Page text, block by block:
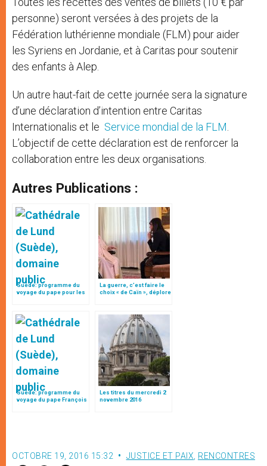
personne) seront versées à des projets de la
Fédération luthérienne mondiale (FLM) pour aider
les Syriens en Jordanie, et à Caritas pour soutenir
des enfants à Alep.
Un autre haut-fait de cette journée sera la signature
d’une déclaration d’intention entre Caritas
Internationalis et le Service mondial de la FLM
L’objectif de cette déclaration est de renforcer la
collaboration entre les deux organisations.
Autres Publications :
Suède: programme du
voyage du pape pour les
La guerre, c’est faire le
choix « de Caïn », déplore
Suède: programme du
voyage du pape François
(31 oct.-1er nov. 2016)
Les titres du mercredi 2
novembre 2016
OCTOBRE 19, 2016 15:32 JUSTICE ET PAIX RENCONTRES